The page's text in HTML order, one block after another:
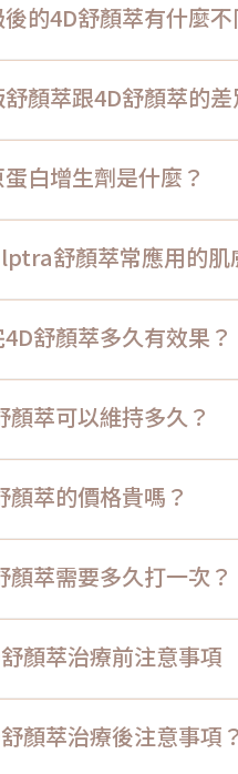
的4D舒顏萃有什麼不
顏萃跟4D舒顏萃的差
白增生劑是什麼？
舒顏萃常應用的肌
舒顏萃多久有效果？
顏萃可以維持多久？
顏萃的價格貴嗎？
顏萃需要多久打一次？
顏萃治療前注意事項
顏萃治療後注意事項？